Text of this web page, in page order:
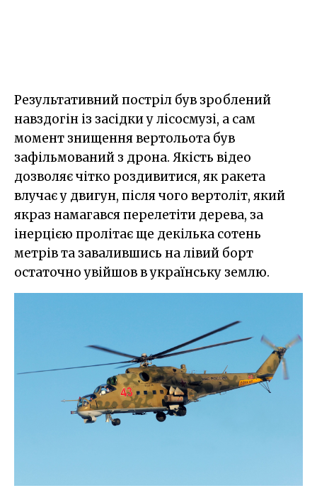
Результативний постріл був зроблений
навздогін із засідки у лісосмузі, а сам
момент знищення вертольота був
зафільмований з дрона. Якість відео
дозволяє чітко роздивитися, як ракета
влучає у двигун, після чого вертоліт, який
якраз намагавсяперелетіти дерева, за
інерцією пролітає ще декілька сотень
метрів та завалившись на лівий борт
остаточно увійшов в українську землю.